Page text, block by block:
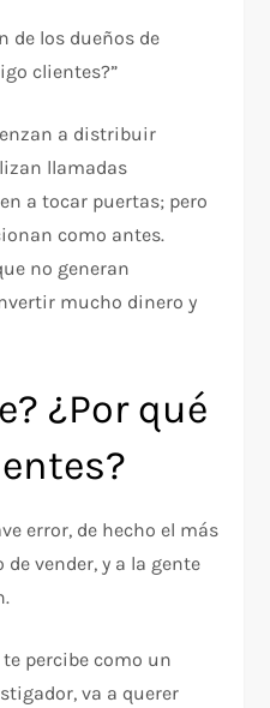
de los dueños de
clientes?”
a distribuir
llamadas
a tocar puertas; pero
como antes.
no generan
mucho dinero y
¿Por qué
error, de hecho el más
vender, y a la gente
percibe como un
va a querer